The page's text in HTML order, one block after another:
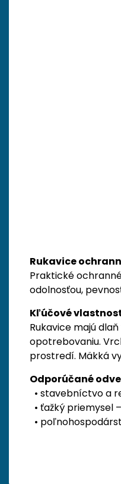
Rukavice
Praktické
odolnosťou,
Kľúčové
Rukavice majú
opotrebovaniu.
prostredí. Mäkká
Odporúčané
• stavebníctvo a
• ťažký priemysel
•